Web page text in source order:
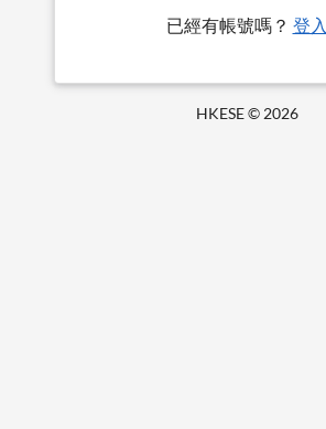
已經有帳號嗎？ 登入
HKESE © 2026